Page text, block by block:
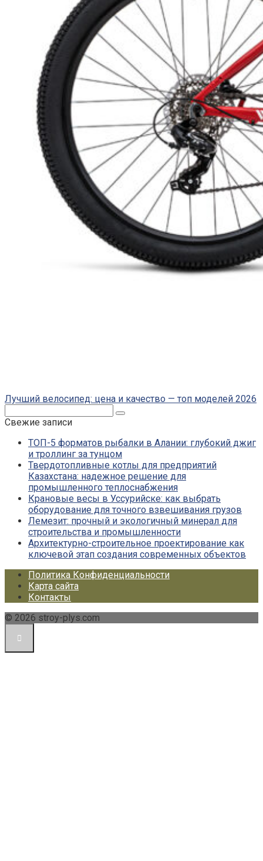
Лучший велосипед: цена и качество — топ моделей 2026
Свежие записи
ТОП-5 форматов рыбалки в Алании: глубокий джиг
и троллинг за тунцом
Твердотопливные котлы для предприятий
Казахстана: надежное решение для
промышленного теплоснабжения
Крановые весы в Уссурийске: как выбрать
оборудование для точного взвешивания грузов
Лемезит: прочный и экологичный минерал для
строительства и промышленности
Архитектурно-строительное проектирование как
ключевой этап создания современных объектов
Политика Конфиденциальности
Карта сайта
Контакты
© 2026 stroy-plys.com